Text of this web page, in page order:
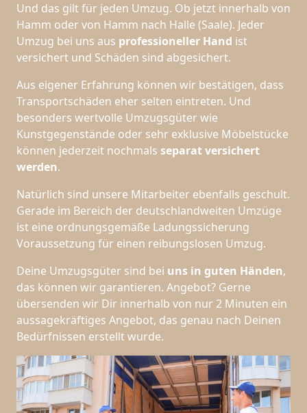
Und das gilt für jeden Umzug. Ob jetzt innerhalb von
Hamm oder von Hamm nach Halle (Saale). Jeder
Umzug bei uns aus professioneller Hand ist
versichert und Schäden sind abgesichert.
Aus eigener Erfahrung können wir bestätigen, dass
Transportschäden eher selten eintreten. Und
besonders wertvolle Umzugsgüter wie
Kunstgegenstände oder sehr exklusive Möbelstücke
können jederzeit nochmals separat versichert
werden.
Natürlich sind unsere Mitarbeiter ebenfalls geschult.
Gerade im Bereich der deutschlandweiten Umzüge
ist eine ordnungsgemäße Ladungssicherung
Voraussetzung für einen reibungslosen Umzug.
Deine Umzugsgüter sind bei uns in guten Händen,
das können wir garantieren. Angebot? Gerne
übersenden wir Dir innerhalb von nur 2 Minuten ein
aussagekräftiges Angebot, das genau nach Deinen
Bedürfnissen erstellt wurde.